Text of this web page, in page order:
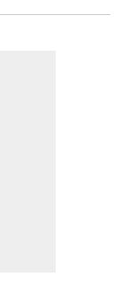
grandes áreas de